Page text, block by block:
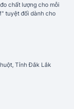
chất lượng cho mỗi
tuyệt đối dành cho
Tỉnh Đắk Lắk